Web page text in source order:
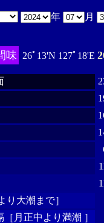
年 月
味 26ﾟ13'N 127ﾟ18'E
り大潮まで］
月正中より満潮 ］